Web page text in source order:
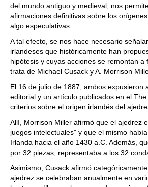
del mundo antiguo y medieval, nos
afirmaciones definitivas sobre los
algo especulativas.
A tal efecto, se nos hace necesario
irlandeses que históricamente han
hipótesis y cuyas acciones se remontan a
trata de Michael Cusack y A. Morrison
El 16 de julio de 1887, ambos expusieron
editorial y un artículo publicados en el
criterios sobre el origen irlandés del
Allí, Morrison Miller afirmó que el ajedrez
juegos intelectuales" y que el mismo
Irlanda hacia el año 1430 a.C. Además,
por 32 piezas, representaba a los 32
Asimismo, Cusack afirmó
ajedrez se celebraban anualmente en